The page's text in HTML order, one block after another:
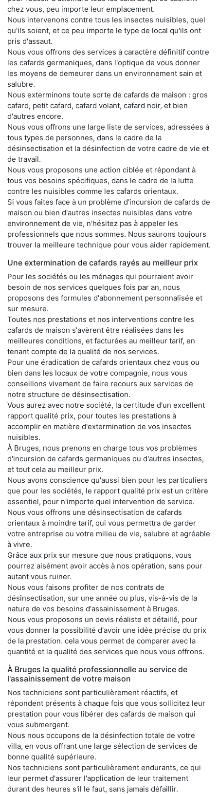
chez vous, peu importe leur emplacement.
Nous intervenons contre tous les insectes nuisibles, quel
qu'ils soient, et ce peu importe le type de local qu'ils ont
pris d'assaut.
Nous vous offrons des services à caractère définitif contre
les cafards germaniques, dans l'optique de vous donner
les moyens de demeurer dans un environnement sain et
salubre.
Nous exterminons toute sorte de cafards de maison : gros
cafard, petit cafard, cafard volant, cafard noir, et bien
d'autres encore.
Nous vous offrons une large liste de services, adressées à
tous types de personnes, dans le cadre de la
désinsectisation et la désinfection de votre cadre de vie et
de travail.
Nous vous proposons une action ciblée et répondant à
tous vos besoins spécifiques, dans le cadre de la lutte
contre les nuisibles comme les cafards orientaux.
Si vous faites face à un problème d'incursion de cafards de
maison ou bien d'autres insectes nuisibles dans votre
environnement de vie, n'hésitez pas à appeler les
professionnels que nous sommes. Nous saurons toujours
trouver la meilleure technique pour vous aider rapidement.
Une extermination de cafards rayés au meilleur prix
Pour les sociétés ou les ménages qui pourraient avoir
besoin de nos services quelques fois par an, nous
proposons des formules d'abonnement personnalisée et
sur mesure.
Toutes nos prestations et nos interventions contre les
cafards de maison s'avèrent être réalisées dans les
meilleures conditions, et facturées au meilleur tarif, en
tenant compte de la qualité de nos services.
Pour une éradication de cafards orientaux chez vous ou
bien dans les locaux de votre compagnie, nous vous
conseillons vivement de faire recours aux services de
notre structure de désinsectisation.
Vous aurez avec notre société, la certitude d'un excellent
rapport qualité prix, pour toutes les prestations à
accomplir en matière d'extermination de vos insectes
nuisibles.
À Bruges, nous prenons en charge tous vos problèmes
d'incursion de cafards germaniques ou d'autres insectes,
et tout cela au meilleur prix.
Nous avons conscience qu'aussi bien pour les particuliers
que pour les sociétés, le rapport qualité prix est un critère
essentiel, pour n'importe quel intervention de service.
Nous vous offrons une désinsectisation de cafards
orientaux à moindre tarif, qui vous permettra de garder
votre entreprise ou votre milieu de vie, salubre et agréable
à vivre.
Grâce aux prix sur mesure que nous pratiquons, vous
pourrez aisément avoir accès à nos opération, sans pour
autant vous ruiner.
Nous vous faisons profiter de nos contrats de
désinsectisation, sur une année ou plus, vis-à-vis de la
nature de vos besoins d'assainissement à Bruges.
Nous vous proposons un devis réaliste et détaillé, pour
vous donner la possibilité d'avoir une idée précise du prix
de la prestation. cela vous permet de comparer avec la
quantité et la qualité des services que nous vous offrons.
À Bruges la qualité professionnelle au service de
l'assainissement de votre maison
Nos techniciens sont particulièrement réactifs, et
répondent présents à chaque fois que vous sollicitez leur
prestation pour vous libérer des cafards de maison qui
vous submergent.
Nous nous occupons de la désinfection totale de votre
villa, en vous offrant une large sélection de services de
bonne qualité supérieure.
Nos techniciens sont particulièrement endurants, ce qui
leur permet d'assurer l'application de leur traitement
durant des heures s'il le faut, sans jamais défaillir.